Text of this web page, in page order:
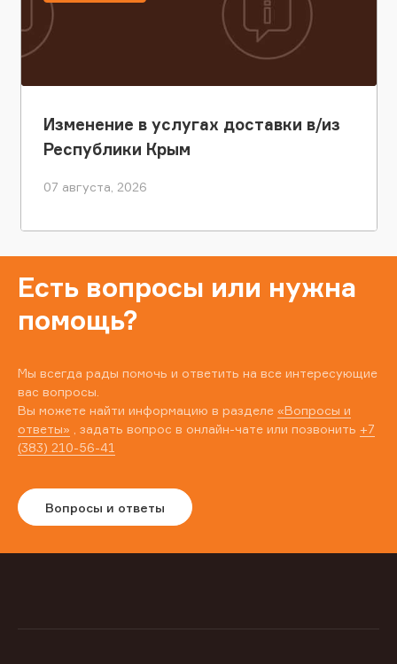
Изменение в услугах доставки в/из
Республики Крым
07 августа, 2026
Есть вопросы или нужна
помощь?
Мы всегда рады помочь и ответить на все интересующие
вас вопросы.
Вы можете найти информацию в разделе «Вопросы и
ответы» , задать вопрос в онлайн-чате или позвонить +7
(383) 210-56-41
Вопросы и ответы